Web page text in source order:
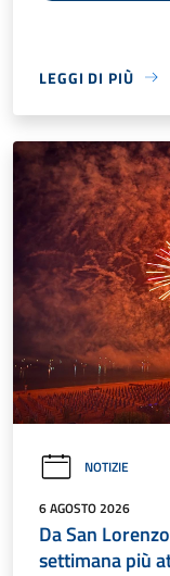
LEGGI DI PIÙ
NOTIZIE
6 AGOSTO 2026
Da San
settimana più